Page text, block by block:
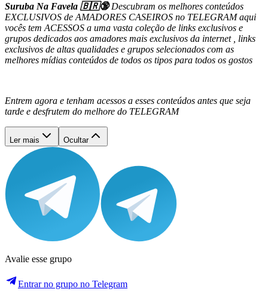
Suruba Na Favela 🇧🇷🔞Descubram os melhores conteúdos
EXCLUSIVOS de AMADORES CASEIROS no TELEGRAM aqui
vocês tem ACESSOS a uma vasta coleção de links exclusivos e
grupos dedicados aos amadores mais exclusivos da internet , links
exclusivos de altas qualidades e grupos selecionados com as
melhores mídias conteúdos de todos os tipos para todos os gostos
Entrem agora e tenham acessos a esses conteúdos antes que seja
tarde e desfrutem do melhore do TELEGRAM
Ler mais Ocultar
Avalie esse grupo
Entrar no grupo no Telegram